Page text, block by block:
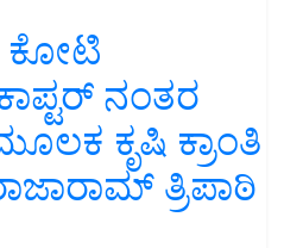
ಕೋಟಿ
ನಂತರ
ಕೃಷಿ ಕ್ರಾಂತಿ
ತ್ರಿಪಾಠಿ